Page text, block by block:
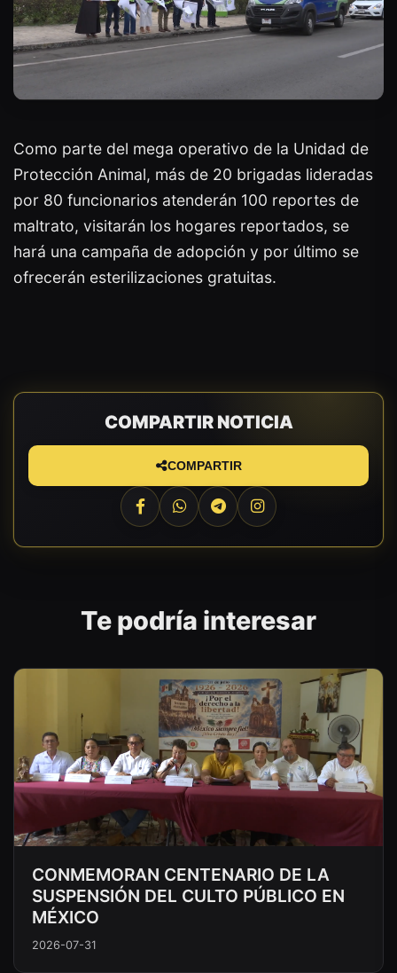
Como parte del mega operativo de la Unidad de
Protección Animal, más de 20 brigadas lideradas
por 80 funcionarios atenderán 100 reportes de
maltrato, visitarán los hogares reportados, se
hará una campaña de adopción y por último se
ofrecerán esterilizaciones gratuitas.
COMPARTIR NOTICIA
COMPARTIR
Te podría interesar
CONMEMORAN CENTENARIO DE LA
SUSPENSIÓN DEL CULTO PÚBLICO EN
MÉXICO
2026-07-31